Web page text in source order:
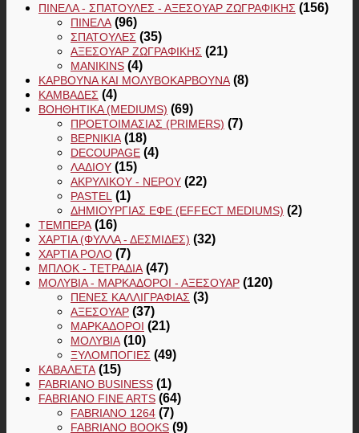
ΠΙΝΈΛΑ - ΣΠΆΤΟΥΛΕΣ - ΑΞΕΣΟΥΆΡ ΖΩΓΡΑΦΙΚΉΣ (156)
ΠΙΝΈΛΑ (96)
ΣΠΆΤΟΥΛΕΣ (35)
ΑΞΕΣΟΥΆΡ ΖΩΓΡΑΦΙΚΉΣ (21)
MANIKINS (4)
ΚΆΡΒΟΥΝΑ ΚΑΙ ΜΟΛΥΒΟΚΆΡΒΟΥΝΑ (8)
ΚΑΜΒΆΔΕΣ (4)
ΒΟΗΘΗΤΙΚΆ (MEDIUMS) (69)
ΠΡΟΕΤΟΙΜΑΣΊΑΣ (PRIMERS) (7)
ΒΕΡΝΊΚΙΑ (18)
DECOUPAGE (4)
ΛΑΔΙΟΎ (15)
ΑΚΡΥΛΙΚΟΎ - ΝΕΡΟΎ (22)
PASTEL (1)
ΔΗΜΙΟΥΡΓΊΑΣ ΕΦΈ (EFFECT MEDIUMS) (2)
ΤΈΜΠΕΡΑ (16)
ΧΑΡΤΙΆ (ΦΎΛΛΑ - ΔΕΣΜΊΔΕΣ) (32)
ΧΑΡΤΙΆ ΡΟΛΌ (7)
ΜΠΛΟΚ - ΤΕΤΡΆΔΙΑ (47)
ΜΟΛΎΒΙΑ - ΜΑΡΚΑΔΌΡΟΙ - ΑΞΕΣΟΥΆΡ (120)
ΠΈΝΕΣ ΚΑΛΛΙΓΡΑΦΊΑΣ (3)
ΑΞΕΣΟΥΆΡ (37)
ΜΑΡΚΑΔΌΡΟΙ (21)
ΜΟΛΎΒΙΑ (10)
ΞΥΛΟΜΠΟΓΙΈΣ (49)
ΚΑΒΑΛΈΤΑ (15)
FABRIANO BUSINESS (1)
FABRIANO FINE ARTS (64)
FABRIANO 1264 (7)
FABRIANO BOOKS (9)